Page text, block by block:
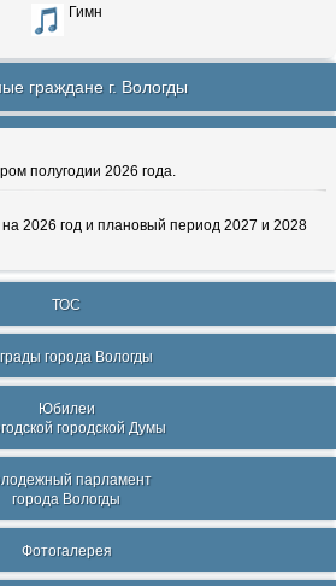
Гимн
граждане г. Вологды
полугодии 2026 года.
2026 год и плановый период 2027 и 2028
ТОС
города Вологды
Юбилеи
городской Думы
парламент
города Вологды
Фотогалерея